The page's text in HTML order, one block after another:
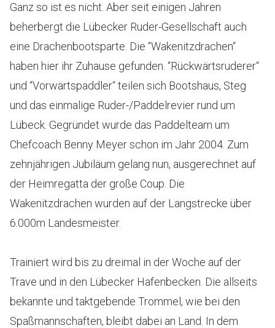
Ganz so ist es nicht. Aber seit einigen Jahren
beherbergt die Lübecker Ruder-Gesellschaft auch
eine Drachenbootsparte. Die “Wakenitzdrachen“
haben hier ihr Zuhause gefunden. “Rückwärtsruderer“
und “Vorwärtspaddler“ teilen sich Bootshaus, Steg
und das einmalige Ruder-/Paddelrevier rund um
Lübeck. Gegründet wurde das Paddelteam um
Chefcoach Benny Meyer schon im Jahr 2004. Zum
zehnjährigen Jubiläum gelang nun, ausgerechnet auf
der Heimregatta der große Coup. Die
Wakenitzdrachen wurden auf der Langstrecke über
6.000m Landesmeister.
Trainiert wird bis zu dreimal in der Woche auf der
Trave und in den Lübecker Hafenbecken. Die allseits
bekannte und taktgebende Trommel, wie bei den
Spaßmannschaften, bleibt dabei an Land. In dem